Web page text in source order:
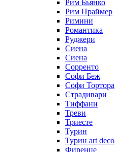
Рим Бьянко
Рим Праймер
Римини
Романтика
Руджери
Сиена
Сиена
Сорренто
Софи Беж
Софи Тортора
Страдивари
Тиффани
Треви
Триесте
Турин
Турин art deco
Фиренце